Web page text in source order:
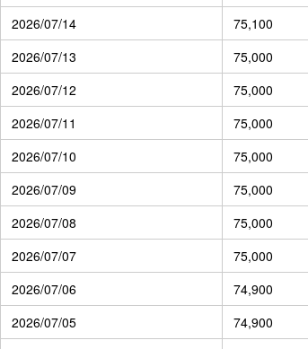
2026/07/14
75,100
2026/07/13
75,000
2026/07/12
75,000
2026/07/11
75,000
2026/07/10
75,000
2026/07/09
75,000
2026/07/08
75,000
2026/07/07
75,000
2026/07/06
74,900
2026/07/05
74,900